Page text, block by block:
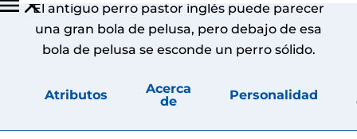
El antiguo perro pastor inglés puede parecer
una gran bola de pelusa, pero debajo de esa
bola de pelusa se esconde un perro sólido.
Atributos
Acerca
de
Personalidad